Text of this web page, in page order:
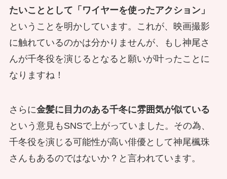
たいこととして 「ワイヤーを使ったアクション」
ということを明かしています。
これが、映画撮影
に触れているのかは分かりませんが、もし神尾さ
んが千冬役を演じるとなると願いが叶ったことに
なりますね！
さらに金髪に目力のある千冬に雰囲気が似ている
という意見もSNSで上がっていました。その為、
千冬役を演じる可能性が高い俳優として神尾楓珠
さんもあるのではないか？と言われています。